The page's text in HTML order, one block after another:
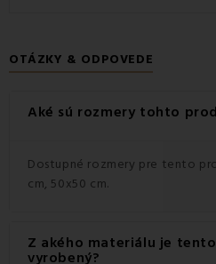
OTÁZKY & ODPOVEDE
Aké sú rozmery tohto
Dostupné rozmery pre tento
cm, 50x50 cm.
Z akého materiálu je
vyrobený?